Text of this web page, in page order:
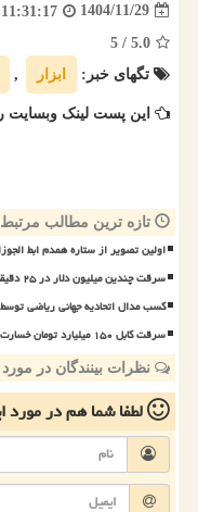
1404/11/29
11:31:17
5.0
/ 5
تگهای خبر:
ابزار ,
این پست لینک وبسایت
تازه ترین مطالب مرتبط
اولین تصویر از ستاره همدم ابط الجوزا
سرقت چندین میلیون دلار در ۲۵ دقیقه
کسب مدال اتحادیه جهانی ریاضی
سرقت کابل ۱۵۰ میلیارد تومان خسارت زد
نظرات بینندگان در
لطفا شما همدر مورد